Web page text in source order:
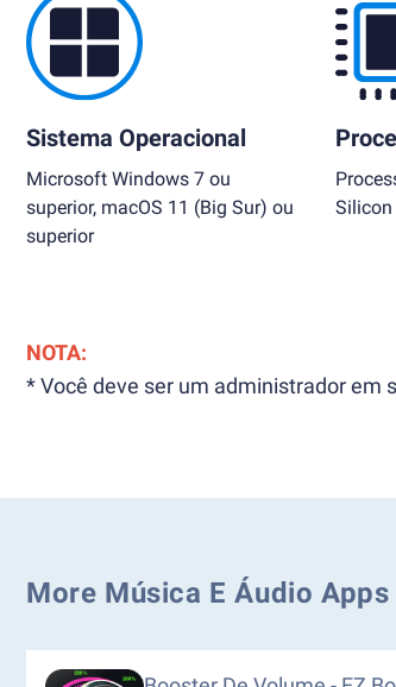
Sistema Operacional
Microsoft Windows 7 ou
superior, macOS 11 (Big Sur) ou
superior
Silicon
NOTA:
* Você deve ser um administrador em
More Música E Áudio Apps